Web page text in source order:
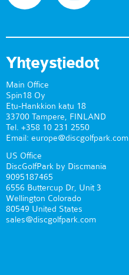
Yhteystiedot
Main Office
Spin18 Oy
Etu-Hankkion katu 18
33700 Tampere, FINLAND
Tel. +358 10 231 2550
Email: europe@discgolfpark.com
US Office
DiscGolfPark by Discmania
9095187465
6556 Buttercup Dr, Unit 3
Wellington Colorado
80549 United States
sales@discgolfpark.com